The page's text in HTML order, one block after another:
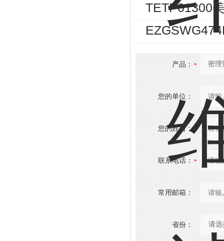
TETP01300
产品：
您的单位：
您的姓名：
联系电话：
常用邮箱：
省份：